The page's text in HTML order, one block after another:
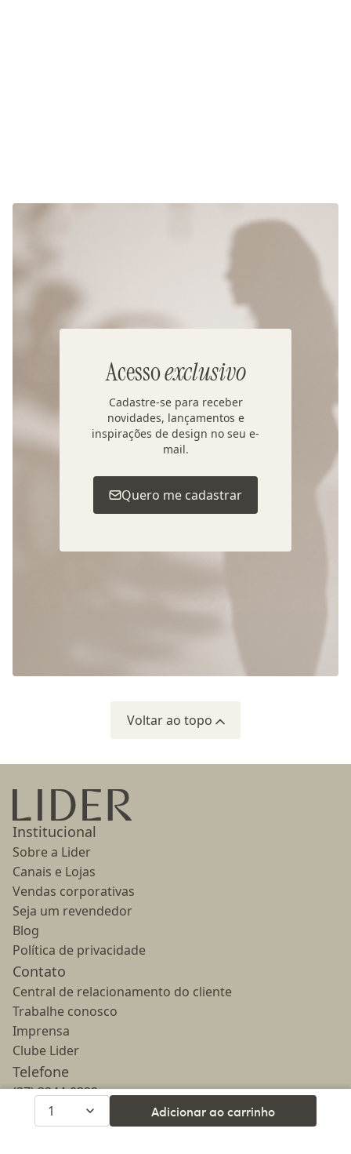
1 Adicionar ao carrinho
Acessoexclusivo
Cadastre-se para receber
novidades, lançamentos e
inspirações de design no seu e-
mail.
Quero me cadastrar
Voltar ao topo
Ir para a página inicial
Institucional
Sobre a Lider
Canais e Lojas
Vendas corporativas
Seja um revendedor
Blog
Política de privacidade
Contato
Central de relacionamento do cliente
Trabalhe conosco
Imprensa
Clube Lider
Telefone
(37) 3244-0322
(37) 98410-1640
E-mail